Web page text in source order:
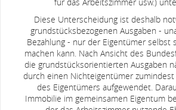
Diese Unterscheidung ist deshalb
grundstücksbezogenen Ausgaben -
Bezahlung - nur der Eigentümer selbst
machen kann. Nach Ansicht des
die grundstücksorientierten Ausgaben
durch einen Nichteigentümer
des Eigentümers aufgewendet.
Immobilie im gemeinsamen Eigentum